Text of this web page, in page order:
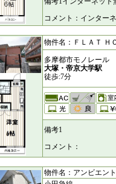
コメント：インター
物件名：ＦＬＡＴ Ｈ
多摩都市モノレール
大塚・帝京大学駅
徒歩:7分
備考1
コメント：
物件名：アンビエン